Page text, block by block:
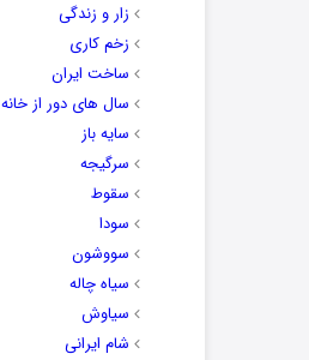
زار و زندگی
زخم کاری
ساخت ایران
سال های دور از خانه
سایه باز
سرگیجه
سقوط
سودا
سووشون
سیاه چاله
سیاوش
شام ایرانی